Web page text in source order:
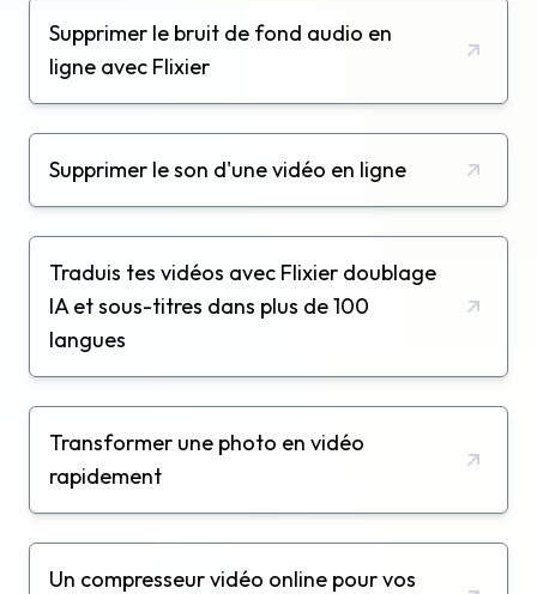
Supprimer le bruit de fond audio en
ligne avec Flixier
Supprimer le son d'une vidéo en ligne
Traduis tes vidéos avec Flixier doublage
IA et sous-titres dans plus de 100
langues
Transformer une photo en vidéo
rapidement
Un compresseur vidéo online pour vos